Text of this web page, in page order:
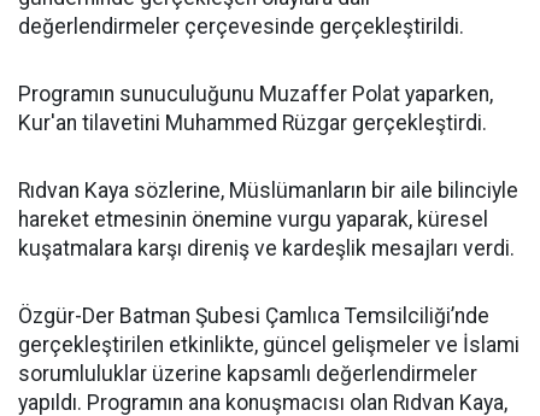
değerlendirmeler çerçevesinde gerçekleştirildi.
Programın sunuculuğunu Muzaffer Polat yaparken,
Kur'an tilavetini Muhammed Rüzgar gerçekleştirdi.
Rıdvan Kaya sözlerine, Müslümanların bir aile bilinciyle
hareket etmesinin önemine vurgu yaparak, küresel
kuşatmalara karşı direniş ve kardeşlik mesajları verdi.
Özgür-Der Batman Şubesi Çamlıca Temsilciliği’nde
gerçekleştirilen etkinlikte, güncel gelişmeler ve İslami
sorumluluklar üzerine kapsamlı değerlendirmeler
yapıldı. Programın ana konuşmacısı olan Rıdvan Kaya,